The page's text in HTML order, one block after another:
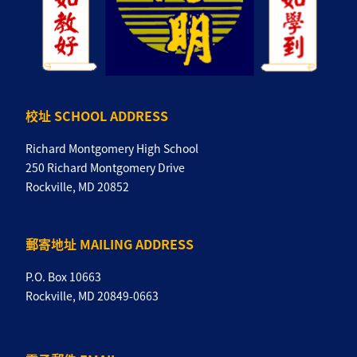
校址 SCHOOL ADDRESS
Richard Montgomery High School
250 Richard Montgomery Drive
Rockville, MD 20852
郵寄地址 MAILING ADDRESS
P.O. Box 10663
Rockville, MD 20849-0663